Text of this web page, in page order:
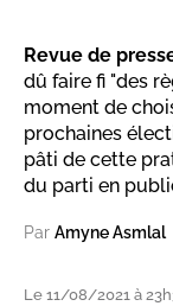
Revue de
dû faire fi "des
moment de
prochaines
pâti de cette
du parti en
Par Amyne Asmlal
Le 11/08/2021 à